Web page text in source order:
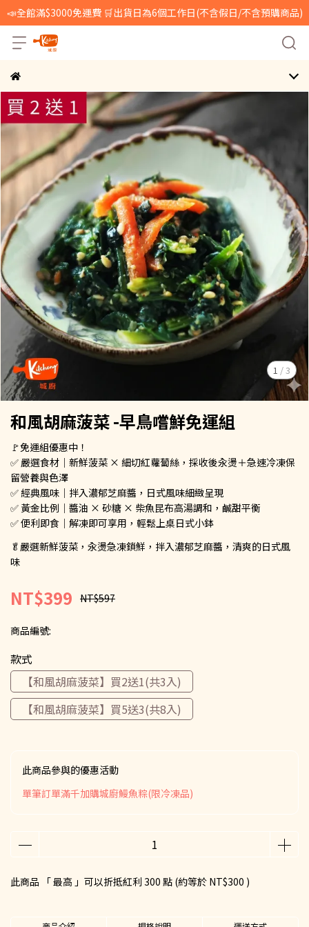
📣全館滿$3000免運費 🛒出貨日為6個工作日(不含假日/不含預購商品)
1 /3
和風胡麻菠菜 -早鳥嚐鮮免運組
🚩免運組優惠中！
✅ 嚴選食材｜新鮮菠菜 × 細切紅蘿蔔絲，採收後汆燙＋急速冷凍保
留營養與色澤
✅ 經典風味｜拌入濃郁芝麻醬，日式風味細緻呈現
✅ 黃金比例｜醬油 × 砂糖 × 柴魚昆布高湯調和，鹹甜平衡
✅ 便利即食｜解凍即可享用，輕鬆上桌日式小鉢
🥬嚴選新鮮菠菜，汆燙急凍鎖鮮，拌入濃郁芝麻醬，清爽的日式風
味
NT$399 NT$597
商品編號:
款式
【和風胡麻菠菜】買2送1(共3入)
【和風胡麻菠菜】買5送3(共8入)
此商品參與的優惠活動
單筆訂單滿千加購城廚鰻魚粽(限冷凍品)
此商品 「 最高 」可以折抵紅利 300 點 (約等於 NT$300 )